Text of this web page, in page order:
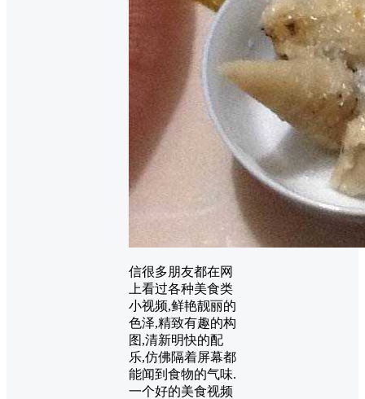
信很多朋友都在网
上看过各种美食类
小视频,鲜艳靓丽的
色泽,精致有趣的构
图,清新明快的配
乐,仿佛隔着屏幕都
能闻到食物的气味.
一个好的美食视频